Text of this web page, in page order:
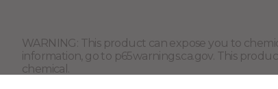
WARNING: This product can expose you to
information, go to p65warnings.ca.gov. This
chemical.